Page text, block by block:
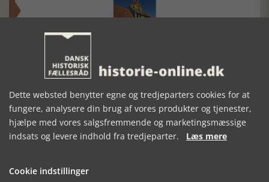
Historisk festival i Faaborg
FOBURGH Faaborg Internationale Historie Festival 2026 30.
oktober - 1. november 2026
Historiens Aktører 79 - John Reed
Dette websted benytter egne og tredjeparters cookies for at
fungere, analysere din brug af vores produkter og tjenester,
hjælpe med vores salgsfremmende og marketingsmæssige
indsats og levere indhold fra tredjeparter. Læs mere
Cookie indstillinger